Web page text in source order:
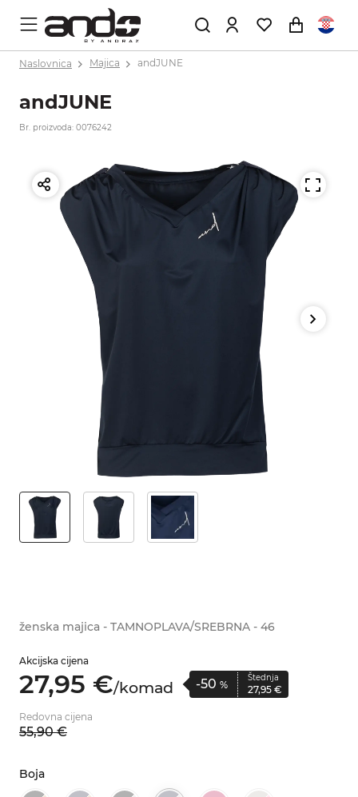
Naslovnica Majica andJUNE
andJUNE
Br. proizvoda: 0076242
ženska majica - TAMNOPLAVA/SREBRNA - 46
Akcijska cijena
27,95 €/komad -50 %
Štednja
27,95 €
Redovna cijena
55,90 €
Boja